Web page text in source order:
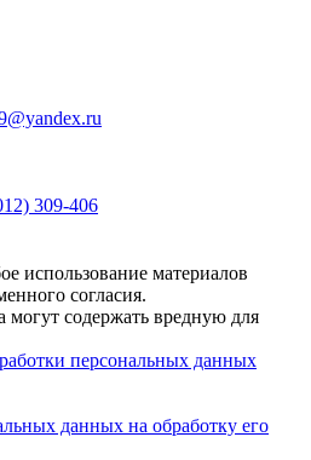
309-406
использование материалов
согласия.
могут содержать вредную для
персональных данных
данных на обработку его